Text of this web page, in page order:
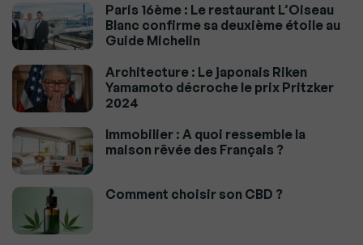
Paris 16ème : Le restaurant L’Oiseau
Blanc confirme sa deuxième étoile au
Guide Michelin
Architecture : Le japonais Riken
Yamamoto décroche le prix Pritzker
2024
Immobilier : A quoi ressemble la
maison rêvée des Français ?
Comment choisir son CBD ?